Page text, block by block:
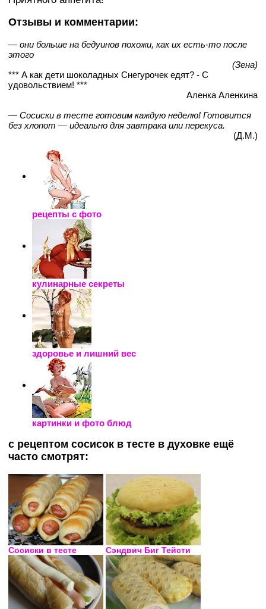
Отзывы и комментарии:
— они больше на бедуинов похожи, как их есть-то после
этого
(Зена)
*** А как дети шоколадных Снегурочек едят? - С
удовольствием! ***
Аленка Аленкина
— Сосиски в тесте готовим каждую неделю! Готовится
без хлопот — идеально для завтрака или перекуса.
(Д.М.)
рецепты с фото
кулинарные секреты
здоровье и лишний вес
картинки и фото блюд
с рецептом сосисок в тесте в духовке ещё
часто смотрят:
Сосиски в тесте Сэндвич Биг Тейсти